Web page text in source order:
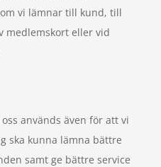
vi lämnar till kund, till
medlemskort eller vid
används även för att vi
ska kunna lämna bättre
samt ge bättre service